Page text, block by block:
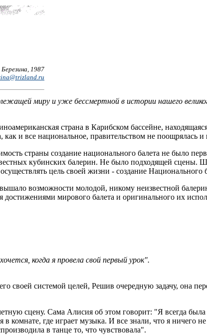
1987
миру и уже бессмертной в истории нашего
страна в Карибском бассейне,
и все национальное, правительством не поощрялась и
страны создание национального балета не было
кубинских балерин. Не было подходящей сцены.
цель своей жизни - создание Национального
возможности молодой, никому неизвестной
достижениями мирового балета и оригинального их
когда я провела свой первый урок".
своей системой целей, Решив очередную задачу, она
сцену. Сама Алисия об этом говорит: "Я всегда
в комнате, где играет музыка. И все знали, что я
в танце то, что чувствовала".